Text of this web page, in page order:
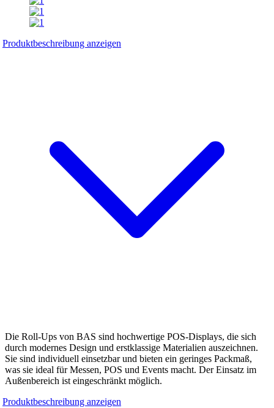
Produktbeschreibung anzeigen
Die Roll-Ups von BAS sind hochwertige POS-Displays, die sich
durch modernes Design und erstklassige Materialien auszeichnen.
Sie sind individuell einsetzbar und bieten ein geringes Packmaß,
was sie ideal für Messen, POS und Events macht. Der Einsatz im
Außenbereich ist eingeschränkt möglich.
Produktbeschreibung anzeigen